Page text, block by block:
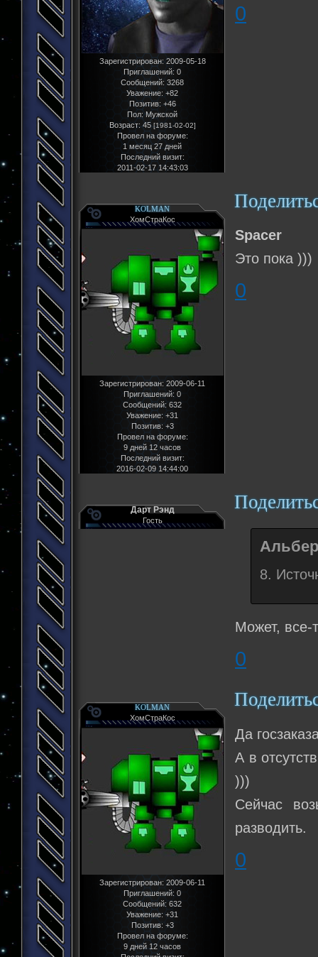
Зарегистрирован: 2009-05-18
Приглашений: 0
Сообщений: 3268
Уважение: +82
Позитив: +46
Пол:Мужской
Возраст: 45 [1981-02-02]
Провел на форуме:
1 месяц 27 дней
Последний визит:
2011-02-17 14:43:03
0
KOLMAN
ХомСтраКос
Зарегистрирован: 2009-06-11
Приглашений: 0
Сообщений: 632
Уважение: +31
Позитив: +3
Провел на форуме:
9 дней 12 часов
Последний визит:
2016-02-09 14:44:00
Spacer
Это пока )))
0
Дарт Рэнд
Гость
8.
Может, все-
0
KOLMAN
ХомСтраКос
Зарегистрирован: 2009-06-11
Приглашений: 0
Сообщений: 632
Уважение: +31
Позитив: +3
Провел на форуме:
9 дней 12 часов
Да
А в
)))
Сейчас
разводить.
0